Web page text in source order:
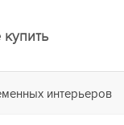
купить
интерьеров